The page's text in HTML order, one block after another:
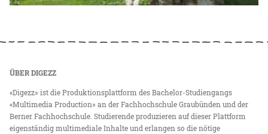
ÜBER DIGEZZ
«Digezz» ist die Produktionsplattform des Bachelor-Studiengangs
«Multimedia Production» an der Fachhochschule Graubünden und der
Berner Fachhochschule. Studierende produzieren auf dieser Plattform
eigenständig multimediale Inhalte und erlangen so die nötige